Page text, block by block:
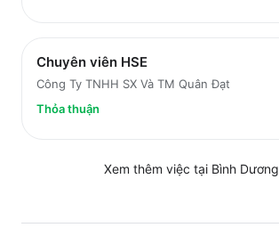
Chuyên viên HSE
Công Ty TNHH SX Và TM Quân Đạt
Thỏa thuận
Xem thêm việc tại Bình Dương